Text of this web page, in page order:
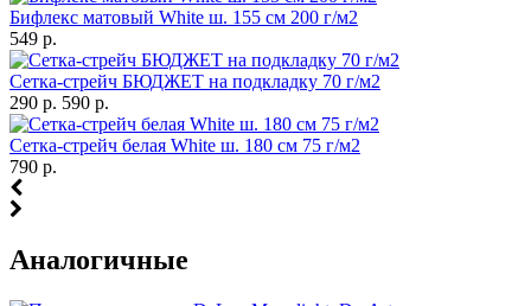
Бифлекс матовый White ш. 155 см 200 г/м2
549 р.
Сетка-стрейч БЮДЖЕТ на подкладку 70 г/м2
290 р. 590 р.
Сетка-стрейч белая White ш. 180 см 75 г/м2
790 р.
Аналогичные